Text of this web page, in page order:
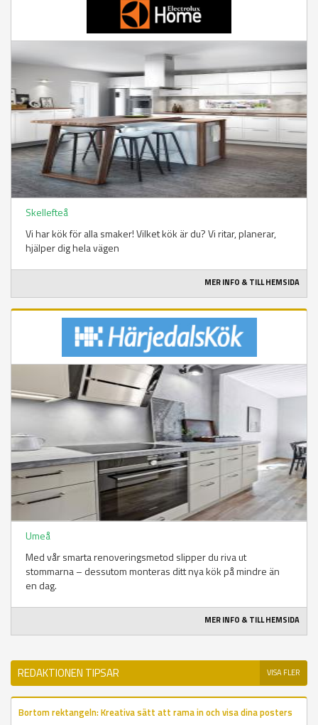
Skellefteå
Vi har kök för alla smaker! Vilket kök är du? Vi ritar, planerar,
hjälper dig hela vägen
MER INFO & TILL HEMSIDA
Umeå
Med vår smarta renoveringsmetod slipper du riva ut
stommarna – dessutom monteras ditt nya kök på mindre än
en dag.
MER INFO & TILL HEMSIDA
REDAKTIONEN TIPSAR VISA FLER
Bortom rektangeln: Kreativa sätt att rama in och visa dina posters